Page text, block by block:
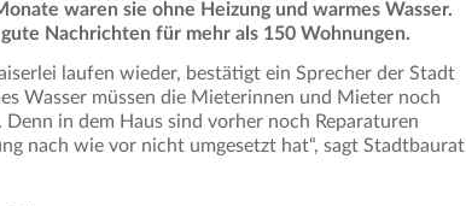
waren sie ohne Heizung und warmes Wasser.
Nachrichten für mehr als 150 Wohnungen.
laufen wieder, bestätigt ein Sprecher der Stadt
Wasser müssen die Mieterinnen und Mieter noch
in dem Haus sind vorher noch Reparaturen
nach wie vor nicht umgesetzt hat“, sagt Stadtbaurat